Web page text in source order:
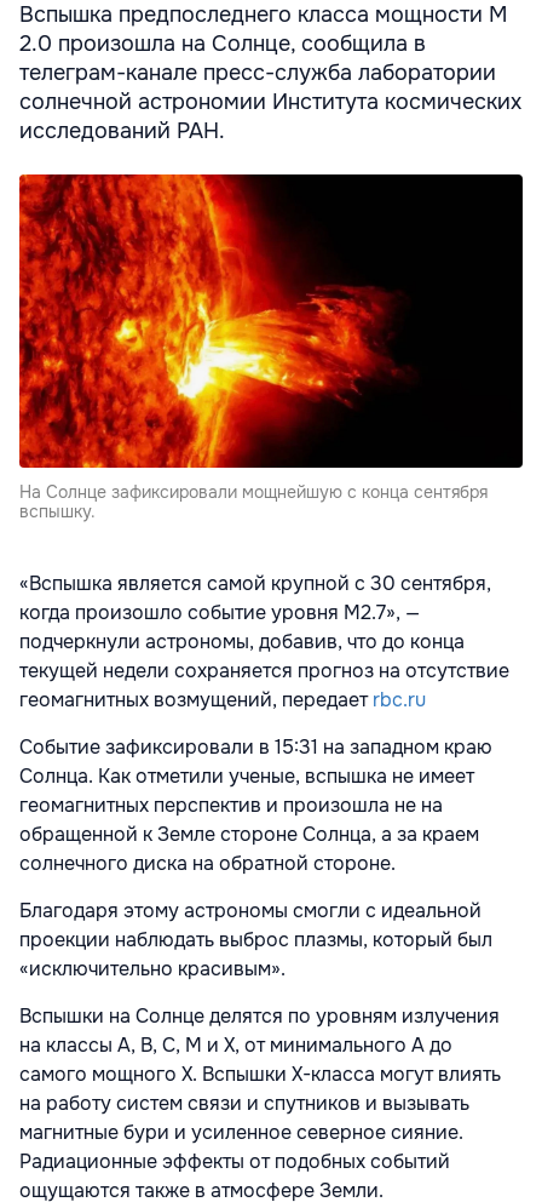
Вспышка предпоследнего класса мощности М
2.0 произошла на Солнце, сообщила в
телеграм-канале пресс-служба лаборатории
солнечной астрономии Института космических
исследований РАН.
На Солнце зафиксировали мощнейшую с конца сентября
вспышку.
«Вспышка является самой крупной с 30 сентября,
когда произошло событие уровня M2.7», —
подчеркнули астрономы, добавив, что до конца
текущей недели сохраняется прогноз на отсутствие
геомагнитных возмущений, передаетrbc.ru
Событие зафиксировали в 15:31 на западном краю
Солнца. Как отметили ученые, вспышка не имеет
геомагнитных перспектив и произошла не на
обращенной к Земле стороне Солнца, а за краем
солнечного диска на обратной стороне.
Благодаря этому астрономы смогли с идеальной
проекции наблюдать выброс плазмы, который был
«исключительно красивым».
Вспышки на Солнце делятся по уровням излучения
на классы A, B, C, M и X, от минимального A до
самого мощного X. Вспышки X-класса могут влиять
на работу систем связи и спутников и вызывать
магнитные бури и усиленное северное сияние.
Радиационные эффекты от подобных событий
ощущаются также в атмосфере Земли.